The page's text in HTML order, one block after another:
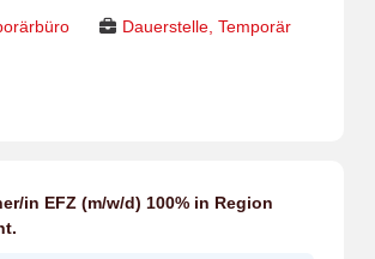
Dauerstelle, Temporär
in EFZ (m/w/d) 100% in Region